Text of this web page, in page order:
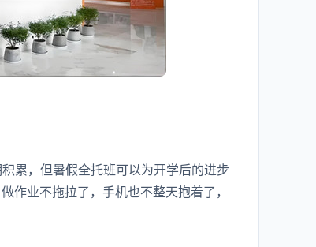
累，但暑假全托班可以为开学后的进步
作业不拖拉了，手机也不整天抱着了，